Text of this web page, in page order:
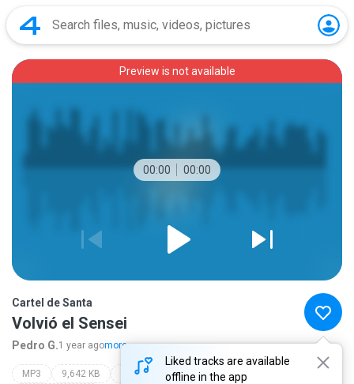
Preview is not available
00:00 00:00
Liked tracks are available
offline in the app
Cartel de Santa
Volvió el Sensei
Pedro G.1 year agomore...
MP3 9,642 KB Hip-hop/Rap
cartel de santa